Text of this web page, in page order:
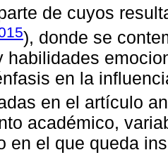
de cuyos
), donde se
habilidades
en la
en el artículo
académico,
en el que queda